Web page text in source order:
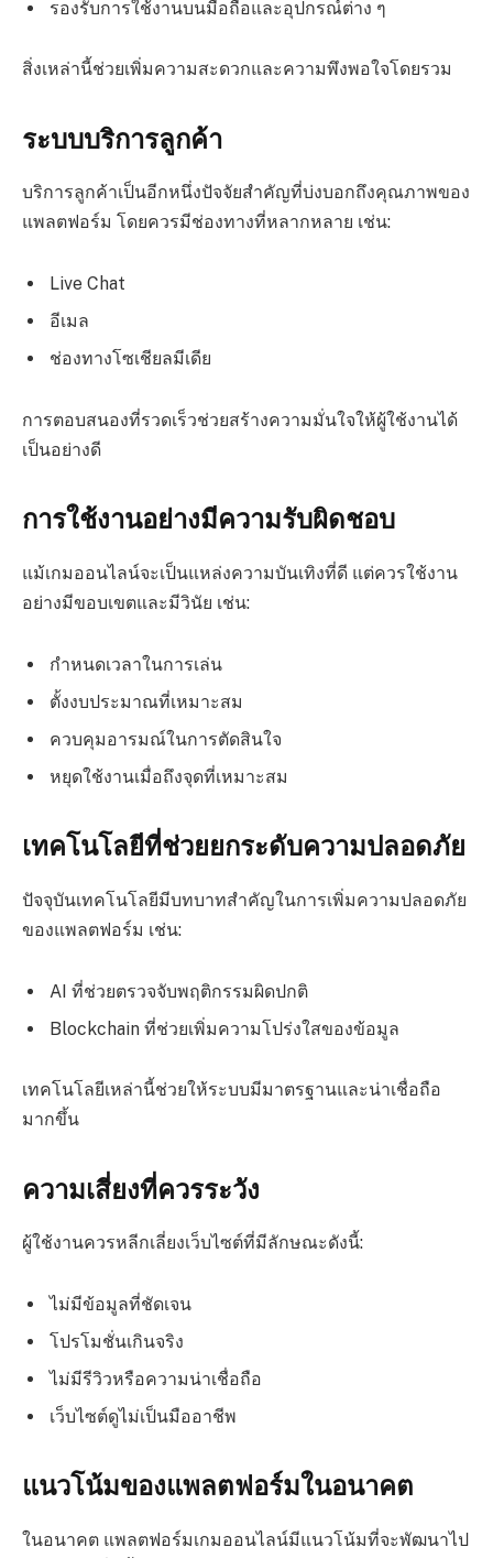
รองรับการใช้งานบนมือถือและอุปกรณ์ต่าง ๆ
สิ่งเหล่านี้ช่วยเพิ่มความสะดวกและความพึงพอใจโดยรวม
ระบบบริการลูกค้า
บริการลูกค้าเป็นอีกหนึ่งปัจจัยสำคัญที่บ่งบอกถึงคุณภาพของ
แพลตฟอร์ม โดยควรมีช่องทางที่หลากหลาย เช่น:
Live Chat
อีเมล
ช่องทางโซเชียลมีเดีย
การตอบสนองที่รวดเร็วช่วยสร้างความมั่นใจให้ผู้ใช้งานได้
เป็นอย่างดี
การใช้งานอย่างมีความรับผิดชอบ
แม้เกมออนไลน์จะเป็นแหล่งความบันเทิงที่ดี แต่ควรใช้งาน
อย่างมีขอบเขตและมีวินัย เช่น:
กำหนดเวลาในการเล่น
ตั้งงบประมาณที่เหมาะสม
ควบคุมอารมณ์ในการตัดสินใจ
หยุดใช้งานเมื่อถึงจุดที่เหมาะสม
เทคโนโลยีที่ช่วยยกระดับความปลอดภัย
ปัจจุบันเทคโนโลยีมีบทบาทสำคัญในการเพิ่มความปลอดภัย
ของแพลตฟอร์ม เช่น:
AI ที่ช่วยตรวจจับพฤติกรรมผิดปกติ
Blockchain ที่ช่วยเพิ่มความโปร่งใสของข้อมูล
เทคโนโลยีเหล่านี้ช่วยให้ระบบมีมาตรฐานและน่าเชื่อถือ
มากขึ้น
ความเสี่ยงที่ควรระวัง
ผู้ใช้งานควรหลีกเลี่ยงเว็บไซต์ที่มีลักษณะดังนี้:
ไม่มีข้อมูลที่ชัดเจน
โปรโมชั่นเกินจริง
ไม่มีรีวิวหรือความน่าเชื่อถือ
เว็บไซต์ดูไม่เป็นมืออาชีพ
แนวโน้มของแพลตฟอร์มในอนาคต
ในอนาคต แพลตฟอร์มเกมออนไลน์มีแนวโน้มที่จะพัฒนาไป